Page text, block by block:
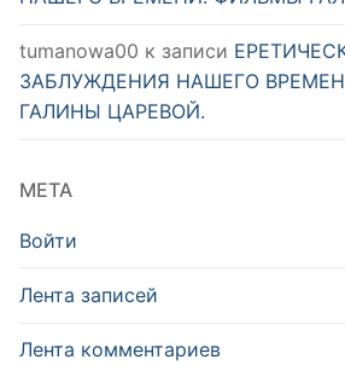
tumanowa00 к записи
ЗАБЛУЖДЕНИЯ НАШЕГО
ГАЛИНЫ ЦАРЕВОЙ.
МЕТА
Войти
Лента записей
Лента комментариев